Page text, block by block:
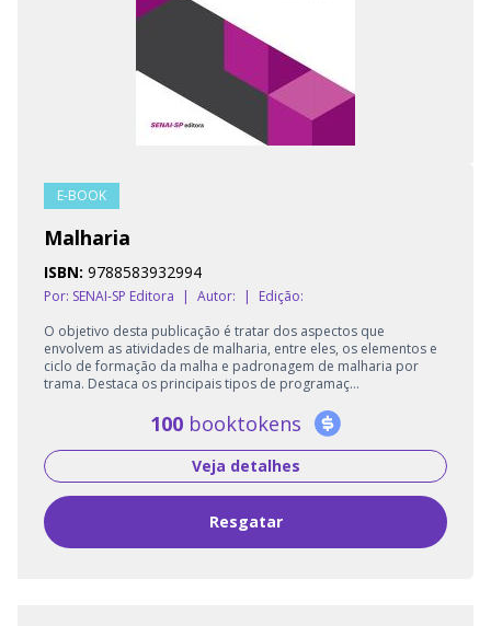
E-BOOK
Malharia
ISBN: 9788583932994
Por: SENAI-SP Editora | Autor: |
Edição:
O objetivo desta publicação é tratar dos aspectos que
envolvem as atividades de malharia, entre eles, os elementos e
ciclo de formação da malha e padronagem de malharia por
trama. Destaca os principais tipos de programaç...
100 booktokens
Veja detalhes
Resgatar